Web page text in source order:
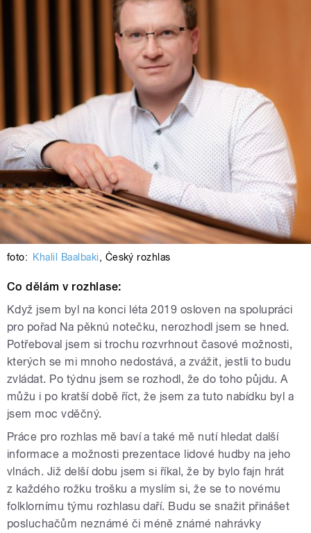
foto: Khalil Baalbaki, Český rozhlas
Co dělám v rozhlase:
Když jsem byl na konci léta 2019 osloven na spolupráci
pro pořad Na pěknú notečku, nerozhodl jsem se hned.
Potřeboval jsem si trochu rozvrhnout časové možnosti,
kterých se mi mnoho nedostává, a zvážit, jestli to budu
zvládat. Po týdnu jsem se rozhodl, že do toho půjdu. A
můžu i po kratší době říct, že jsem za tuto nabídku byl a
jsem moc vděčný.
Práce pro rozhlas mě baví a také mě nutí hledat další
informace a možnosti prezentace lidové hudby na jeho
vlnách. Již delší dobu jsem si říkal, že by bylo fajn hrát
z každého rožku trošku a myslím si, že se to novému
folklornímu týmu rozhlasu daří. Budu se snažit přinášet
posluchačům neznámé či méně známé nahrávky